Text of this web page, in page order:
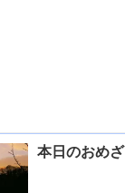
本日のおめざ